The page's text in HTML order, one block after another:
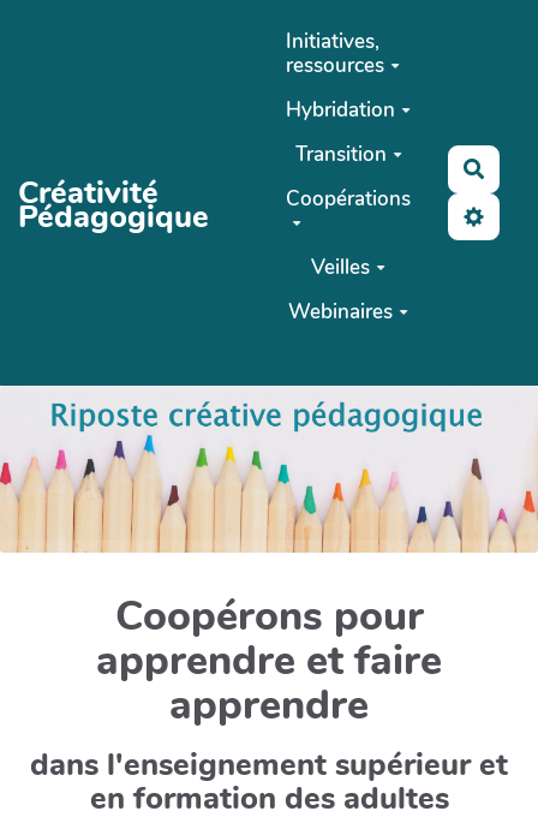
Créativité
Pédagogique
Initiatives,
ressources
Hybridation
Transition
Coopérations
Veilles
Webinaires
Coopérons pour
apprendre et faire
apprendre
dans l'enseignement supérieur et
en formation des adultes